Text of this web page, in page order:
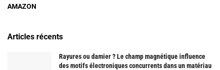
AMAZON
Articles récents
Rayures ou damier ? Le champ magnétique influence
des motifs électroniques concurrents dans un matériau